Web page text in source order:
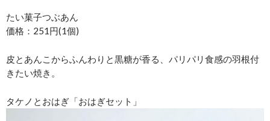
たい菓子つぶあん
価格：251円(1個)
皮とあんこからふんわりと黒糖が香る、パリパリ食感の羽根付
きたい焼き。
タケノとおはぎ「おはぎセット」